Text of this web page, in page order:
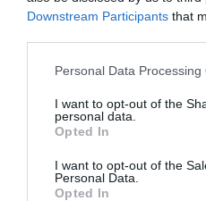
Downstream Participants that
Please note that this website/
not limited to your visit or
grant or deny consent to
use your data for below
consent section.
Personal Data Processing
I want to opt-out of the
personal data.
Opted In
I want to opt-out of the
Personal Data.
Opted In
Ομάν για τα Στενά του
06 Αυγούστου 2026
διαβάστε
περισσότερες ειδήσεις από το